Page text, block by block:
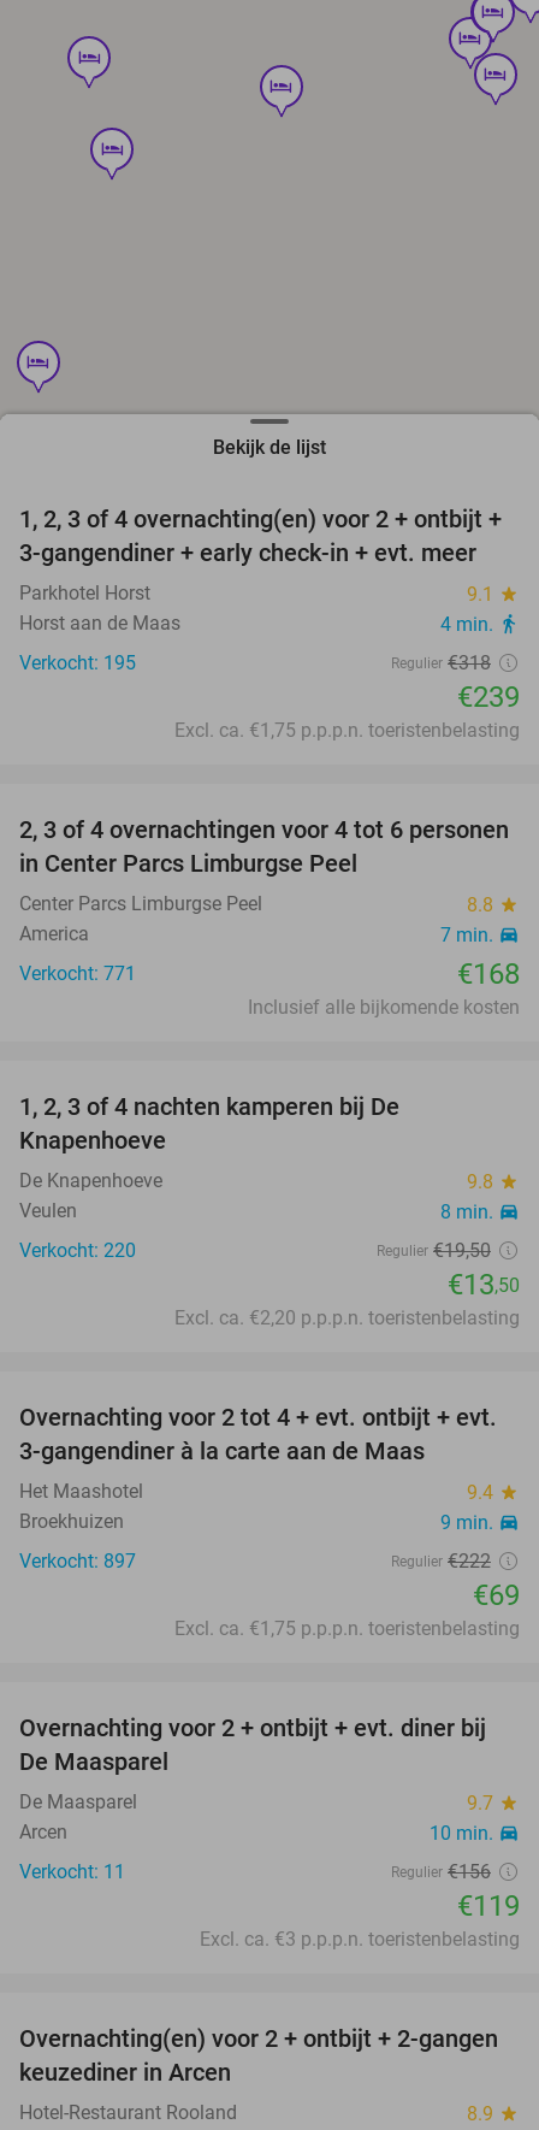
hotel hotel
hotel
hotel
hotel
hotel
hotel
hotel
Bekijk de lijst
25%
1, 2, 3 of 4 overnachting(en) voor 2 + ontbijt +
3-gangendiner + early check-in + evt. meer
Parkhotel Horst 9.1 star
Horst aan de Maas 4 min. directions_walk
Verkocht: 195 Regulier €318
€239
Excl. ca. €1,75 p.p.p.n. toeristenbelasting
2, 3 of 4 overnachtingen voor 4 tot 6 personen
in Center Parcs Limburgse Peel
Center Parcs Limburgse Peel 8.8 star
America 7 min. directions_car
Verkocht: 771 €168
Inclusief alle bijkomende kosten
1, 2, 3 of 4 nachten kamperen bij De
Knapenhoeve
De Knapenhoeve 9.8 star
Veulen 8 min. directions_car
Verkocht: 220 Regulier €19,50
€13,50
Excl. ca. €2,20 p.p.p.n. toeristenbelasting
69%
Overnachting voor 2 tot 4 + evt. ontbijt + evt.
3-gangendiner à la carte aan de Maas
Het Maashotel 9.4 star
Broekhuizen 9 min. directions_car
Verkocht: 897 Regulier €222
€69
Excl. ca. €1,75 p.p.p.n. toeristenbelasting
24%
Overnachting voor 2 + ontbijt + evt. diner bij
De Maasparel
De Maasparel 9.7 star
Arcen 10 min. directions_car
Verkocht: 11 Regulier €156
€119
Excl. ca. €3 p.p.p.n. toeristenbelasting
25%
Overnachting(en) voor 2 + ontbijt + 2-gangen
keuzediner in Arcen
Hotel-Restaurant Rooland 8.9 star